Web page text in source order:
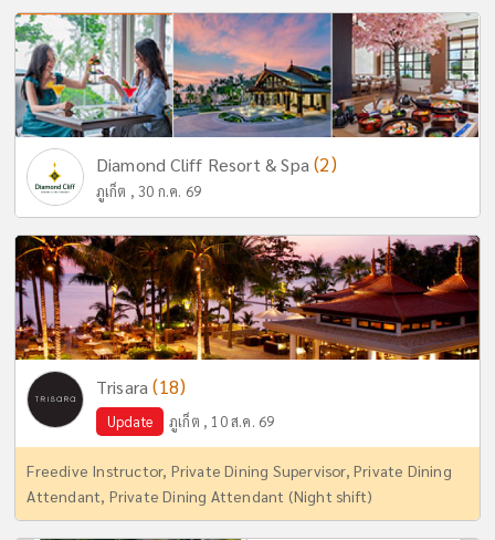
Diamond Cliff Resort & Spa(2)
ภูเก็ต , 30 ก.ค. 69
Trisara(18)
Update ภูเก็ต , 10 ส.ค. 69
Freedive Instructor, Private Dining Supervisor, Private Dining
Attendant, Private Dining Attendant (Night shift)